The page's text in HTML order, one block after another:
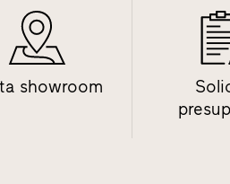
showroom